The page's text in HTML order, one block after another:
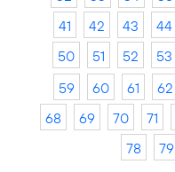
41
42 43 44
50
51 52 53
59
60 61 62
68
69 70 71
78
79